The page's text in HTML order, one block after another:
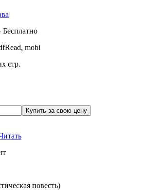
Бесплатно
mobi
стр.
Купить за свою цену
повесть)